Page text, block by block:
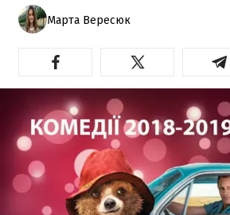
Марта Вересюк